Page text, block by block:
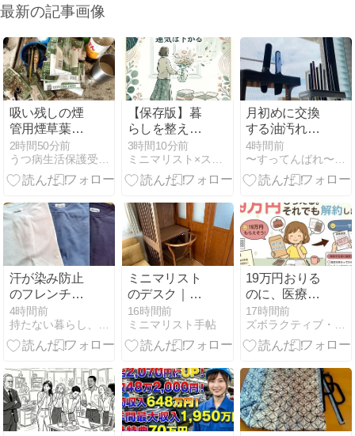
最新の記事画像
吸い残しの煙
管用煙草葉を
タッパーにま
とめてパッケ
ージを断捨離
月】
2時間50分前
【保存版】暮
らしを整える
ために捨てる
べき物15選
3時間10分前
月初めに交換
する油汚れク
ロス
4時間前
汗が染み防止
のフレンチス
リーブＴシャ
ツを買ってみ
ました（30％
4時間前
ミニマリスト
のデスク｜余
白が生まれ
る、小さなワ
ークスペース
16時間前
ミニマリスト手帖
19万円おりる
のに、医療保
険を解約する
タイミングの
話
17時間前